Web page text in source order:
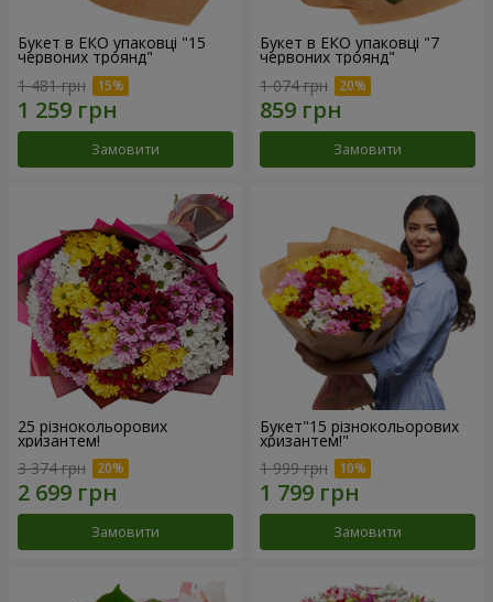
Букет в ЕКО упаковці "15
червоних троянд"
1 481 грн
Замовити
Букет в ЕКО упаковці "7
червоних троянд"
1 074 грн
Замовити
25 різнокольорових
хризантем!
3 374 грн
Замовити
Букет"15 різнокольорових
хризантем!"
1 999 грн
Замовити